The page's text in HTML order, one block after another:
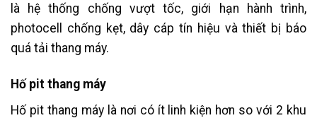
là hệ thống chống vượt tốc, giới hạn hành trình,
photocell chống kẹt, dây cáp tín hiệu và thiết bị báo
quá tải thang máy.
Hố pit thang máy
Hố pit thang máy là nơi có ít linh kiện hơn so với 2 khu